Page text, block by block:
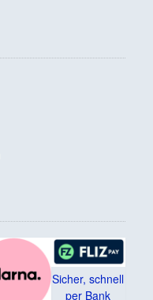
Sicher, schnell
per Bank